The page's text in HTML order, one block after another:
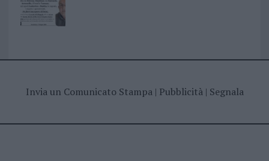
Invia un Comunicato Stampa| Pubblicità| Segnala